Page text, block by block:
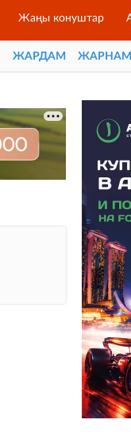
Жаңы конуштар
ЖАРДАМ